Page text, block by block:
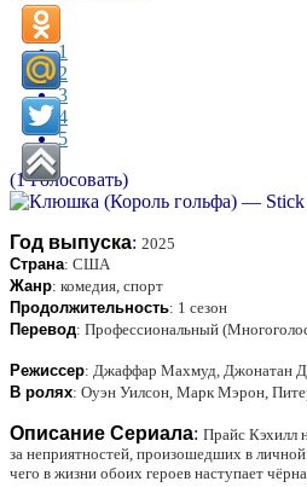
1
2
3
4
5
(1 Голосовать)
Год выпуска: 2025
Страна: США
Жанр: комедия, спорт
Продолжительность: 1 сезон
Перевод: Профессиональный
Режиссер: Джаффар Махмуд, Джонатан
В ролях: Оуэн Уилсон, Марк Мэрон,
Описание Сериала: Прайс Кэхилл
за неприятностей, произошедших в
чего в жизни обоих героев наступает